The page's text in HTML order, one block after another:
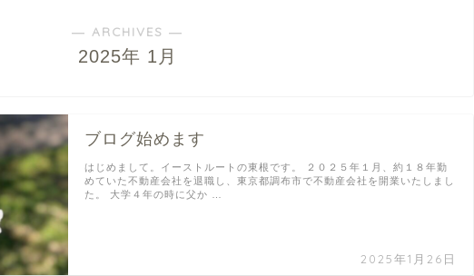
― ARCHIVES ―
2025年 1月
ブログ始めます
2025年1月26日
はじめまして。イーストルートの東根です。 ２０２５年１月、約１８年勤
めていた不動産会社を退職し、東京都調布市で不動産会社を開業いたしまし
た。 大学４年の時に父か …